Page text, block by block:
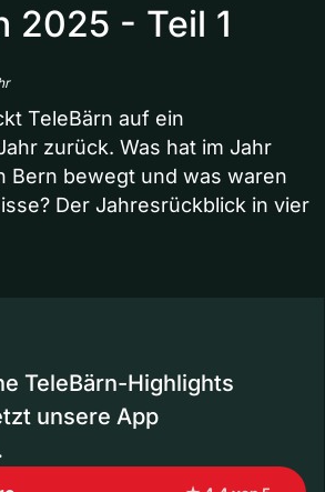
2025 - Teil 1
TeleBärn auf ein
zurück. Was hat im Jahr
Bern bewegt und was waren
Der Jahresrückblick in vier
TeleBärn-Highlights
unsere App